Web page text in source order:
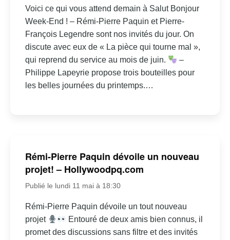
Voici ce qui vous attend demain à Salut Bonjour
Week-End ! – Rémi-Pierre Paquin et Pierre-
François Legendre sont nos invités du jour. On
discute avec eux de « La pièce qui tourne mal »,
qui reprend du service au mois de juin.
–
Philippe Lapeyrie propose trois bouteilles pour
les belles journées du printemps.…
Rémi-Pierre Paquin dévoile un nouveau
projet! – Hollywoodpq.com
Publié le lundi 11 mai à 18:30
Rémi-Pierre Paquin dévoile un tout nouveau
projet
Entouré de deux amis bien connus, il
promet des discussions sans filtre et des invités